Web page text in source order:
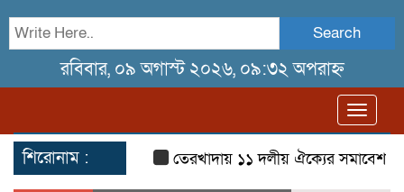
Search
রবিবার, ০৯ অগাস্ট ২০২৬, ০৯:৩২ অপরাহ্ন
শিরোনাম : তেরখাদায় ১১ দলীয় ঐক্যের সমাবেশ ও গণ